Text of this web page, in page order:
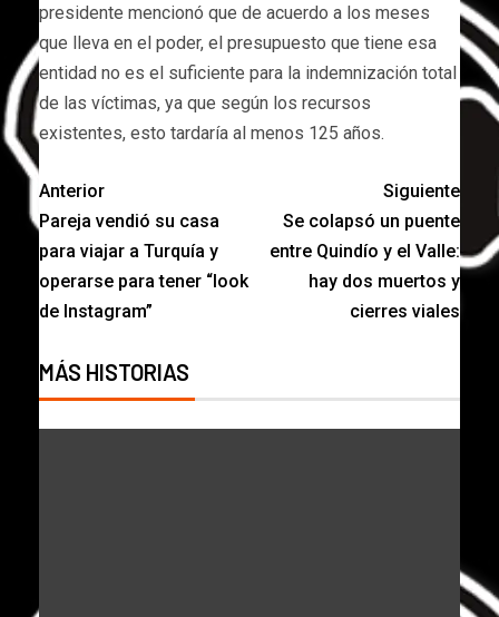
presidente mencionó que de acuerdo a los meses
que lleva en el poder, el presupuesto que tiene esa
entidad no es el suficiente para la indemnización total
de las víctimas, ya que según los recursos
existentes, esto tardaría al menos 125 años.
Anterior
Pareja vendió su casa
para viajar a Turquía y
operarse para tener “look
de Instagram”
Siguiente
Se colapsó un puente
entre Quindío y el Valle:
hay dos muertos y
cierres viales
MÁS HISTORIAS